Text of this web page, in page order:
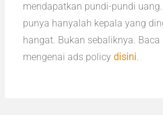
mendapatkan pundi-pundi
punya hanyalah kepala yang
hangat. Bukan sebaliknya.
mengenai ads policy disini.